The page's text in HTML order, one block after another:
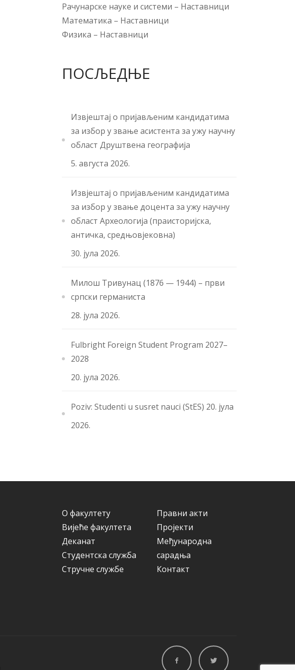
Рачунарске науке и системи – Наставници
Математика – Наставници
Физика – Наставници
ПОСЉЕДЊЕ
Извјештај о пријављеним кандидатима
за избор у звање асистента за ужу научну
област Друштвена географија
5. августа 2026.
Извјештај о пријављеним кандидатима
за избор у звање доцента за ужу научну
област Археологија (праисторијска,
античка, средњовјековна)
30. јула 2026.
Милош Тривунац (1876 — 1944) – први
српски германиста
28. јула 2026.
Fulbright Foreign Student Program 2027–
2028
20. јула 2026.
Poziv: Studenti u susret nauci (StES) 20. јула
2026.
О факултету
Вијеће факултета
Деканат
Студентска служба
Стручне службе
Правни акти
Пројекти
Међународна
сарадња
Контакт